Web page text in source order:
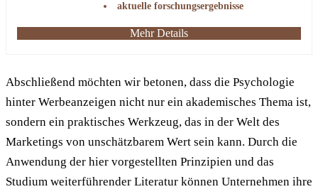
aktuelle forschungsergebnisse
Mehr Details
Abschließend möchten wir betonen, dass die Psychologie
hinter Werbeanzeigen nicht nur ein akademisches Thema ist,
sondern ein praktisches Werkzeug, das in der Welt des
Marketings von unschätzbarem Wert sein kann. Durch die
Anwendung der hier vorgestellten Prinzipien und das
Studium weiterführender Literatur können Unternehmen ihre